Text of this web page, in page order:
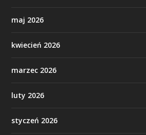
maj 2026
kwiecień 2026
marzec 2026
luty 2026
styczeń 2026